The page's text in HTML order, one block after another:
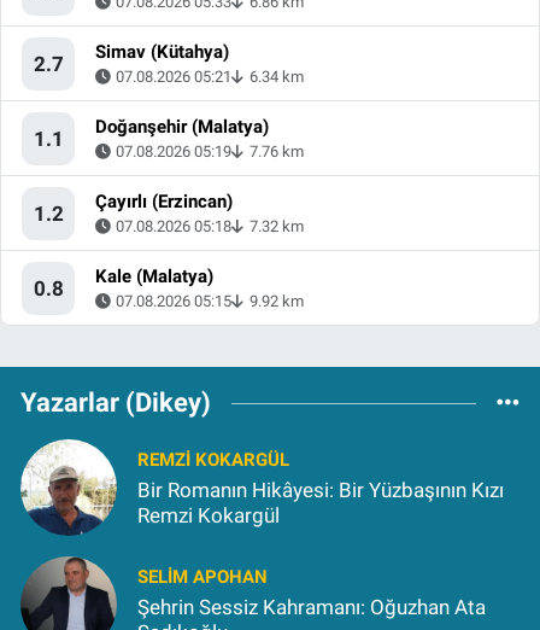
2.7 Simav (Kütahya)
07.08.2026 05:21 6.34 km
1.1 Doğanşehir (Malatya)
07.08.2026 05:19 7.76 km
1.2 Çayırlı (Erzincan)
07.08.2026 05:18 7.32 km
0.8 Kale (Malatya)
07.08.2026 05:15 9.92 km
Yazarlar (Dikey)
REMZI KOKARGÜL
Bir Romanın Hikâyesi: Bir Yüzbaşının Kızı
Remzi Kokargül
SELIM APOHAN
Şehrin Sessiz Kahramanı: Oğuzhan Ata